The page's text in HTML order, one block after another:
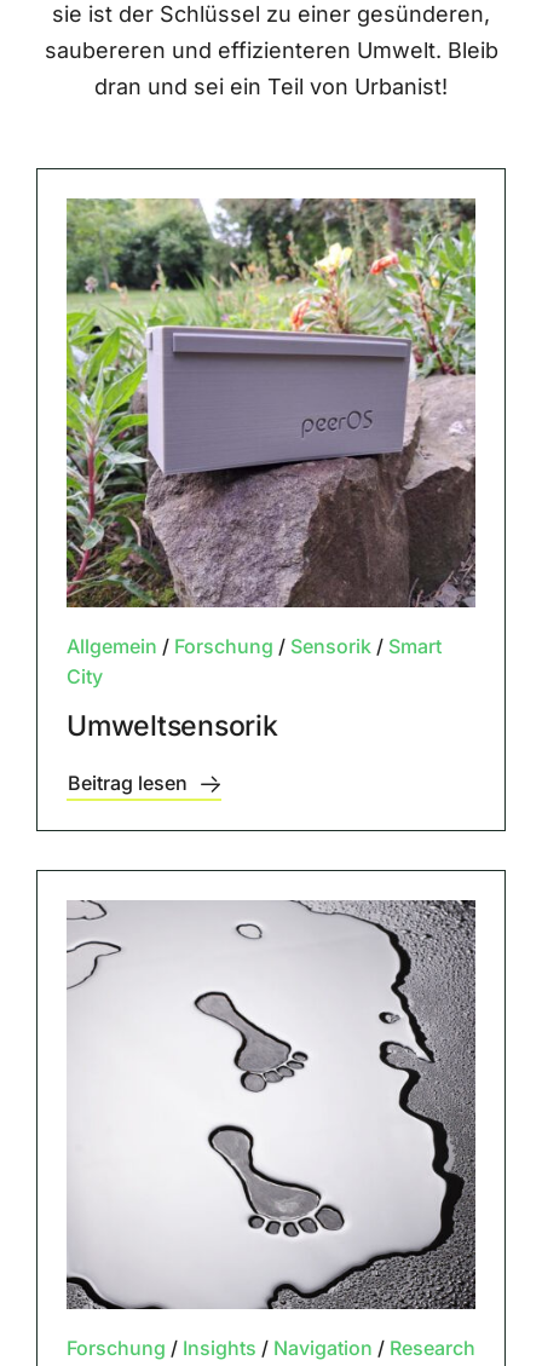
sie ist der Schlüssel zu einer gesünderen,
saubereren und effizienteren Umwelt. Bleib
dran und sei ein Teil von Urbanist!
Allgemein / Forschung / Sensorik/ Smart
City
Umweltsensorik
Beitrag lesen
Forschung / Insights / Navigation / Research